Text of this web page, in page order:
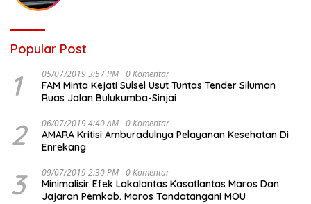
Popular Post
1 05/07/2019 3:57 PM 0 Komentar
FAM Minta Kejati Sulsel Usut Tuntas Tender Siluman
Ruas Jalan Bulukumba-Sinjai
2 06/07/2019 4:40 AM 0 Komentar
AMARA Kritisi Amburadulnya Pelayanan Kesehatan Di
Enrekang
3 09/07/2019 2:30 PM 0 Komentar
Minimalisir Efek Lakalantas Kasatlantas Maros Dan
Jajaran Pemkab. Maros Tandatangani MOU